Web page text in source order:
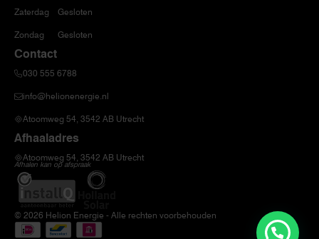
Zaterdag
Zondag
Gesloten
Gesloten
Contact
030 555 6788
info@helionenergie.nl
Atoomweg 54, 3542 AB Utrecht
Afhaaladres
Atoomweg 54, 3542 AB Utrecht
Afhalen kan op afspraak
© 2026 Helion Energie - Alle rechten voorbehouden